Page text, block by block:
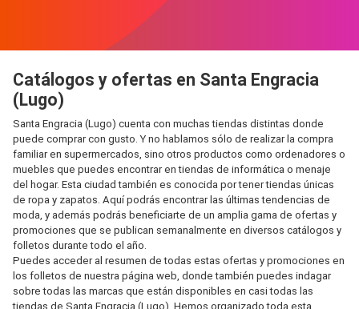
Catálogos y ofertas en Santa Engracia
(Lugo)
Santa Engracia (Lugo) cuenta con muchas tiendas distintas donde
puede comprar con gusto. Y no hablamos sólo de realizar la compra
familiar en supermercados, sino otros productos como ordenadores o
muebles que puedes encontrar en tiendas de informática o menaje
del hogar. Esta ciudad también es conocida por tener tiendas únicas
de ropa y zapatos. Aquí podrás encontrar las últimas tendencias de
moda, y además podrás beneficiarte de un amplia gama de ofertas y
promociones que se publican semanalmente en diversos catálogos y
folletos durante todo el año.
Puedes acceder al resumen de todas estas ofertas y promociones en
los folletos de nuestra página web, donde también puedes indagar
sobre todas las marcas que están disponibles en casi todas las
tiendas de Santa Engracia (Lugo). Hemos organizado toda esta